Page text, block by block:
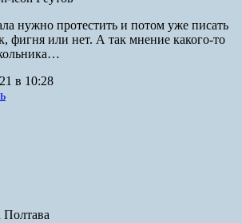
нужно протестить и потом уже писать
фигня или нет. А так мнение какого-то
в 10:28
Полтава